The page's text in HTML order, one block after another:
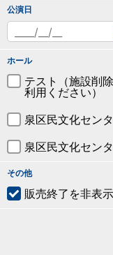
公演日
ホール
テスト（施設削
利用ください）
泉区民文化セン
泉区民文化セン
その他
販売終了を非表示